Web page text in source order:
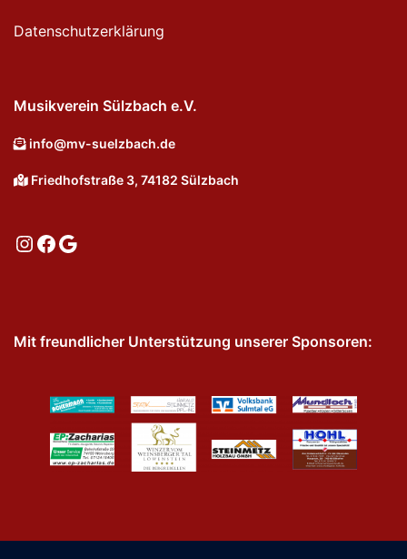
Datenschutzerklärung
Musikverein Sülzbach e.V.
info@mv-suelzbach.de
Friedhofstraße 3, 74182 Sülzbach
Instagram
Facebook
Google
Mit freundlicher Unterstützung unserer Sponsoren: